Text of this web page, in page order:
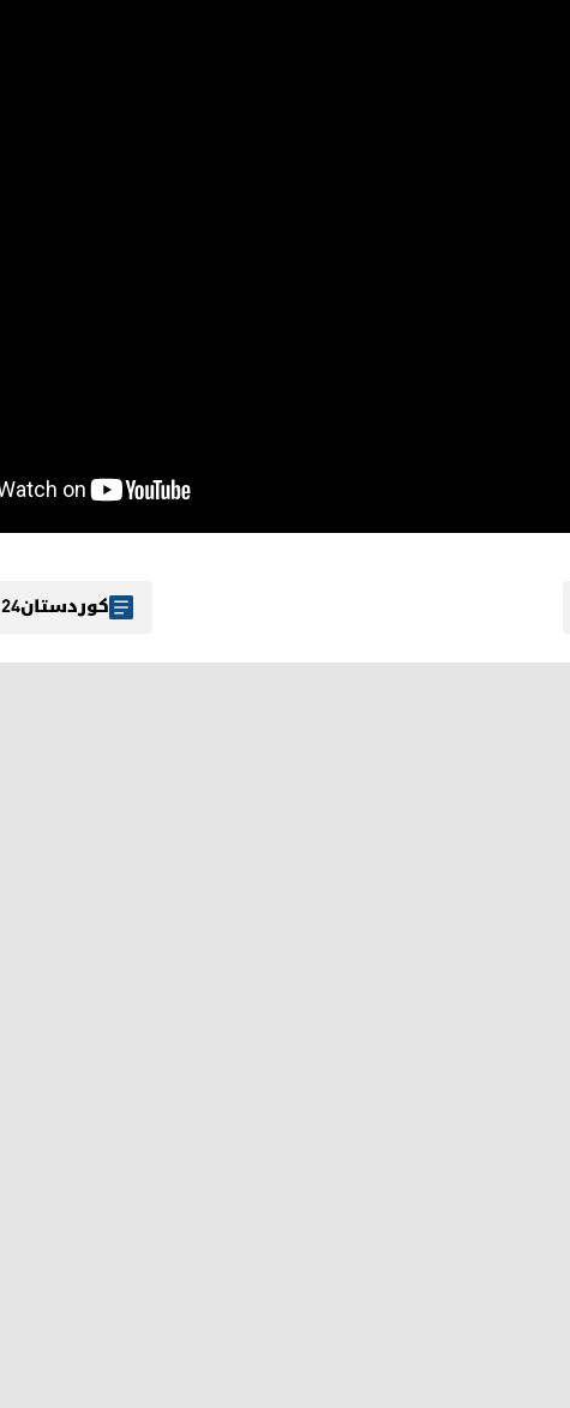
کوردستان24 دیجیتاڵ میدیا